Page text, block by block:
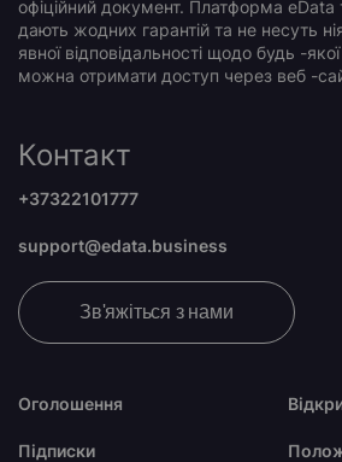
офіційний документ. Платформа eData
дають жодних гарантій та не несуть
явної відповідальності щодо будь -
можна отримати доступ через веб -
Оголошення
Підписки
Контакт
+37322101777
support@edata.business
Зв'яжіться з нами